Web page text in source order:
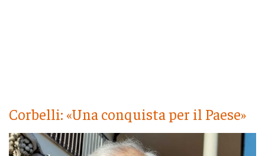
Corbelli: «Una conquista per il Paese»